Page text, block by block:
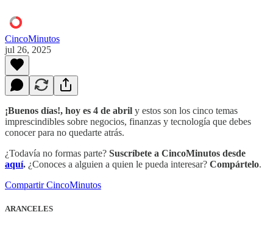
CincoMinutos
jul 26, 2025
¡Buenos días!, hoy es 4 de abril y estos son los cinco temas
imprescindibles sobre negocios, finanzas y tecnología que debes
conocer para no quedarte atrás.
¿Todavía no formas parte? Suscríbete a CincoMinutos desde
aquí. ¿Conoces a alguien a quien le pueda interesar? Compártelo.
Compartir CincoMinutos
ARANCELES